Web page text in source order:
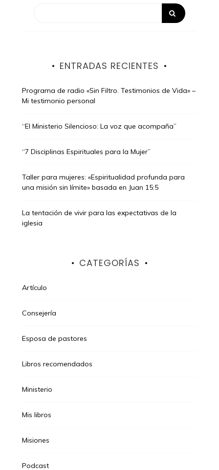
ENTRADAS RECIENTES
Programa de radio «Sin Filtro. Testimonios de Vida» –
Mi testimonio personal
“El Ministerio Silencioso: La voz que acompaña”
“7 Disciplinas Espirituales para la Mujer”
Taller para mujeres: «Espiritualidad profunda para
una misión sin límite» basada en Juan 15:5
La tentación de vivir para las expectativas de la
iglesia
CATEGORÍAS
Artículo
Consejería
Esposa de pastores
Libros recomendados
Ministerio
Mis libros
Misiones
Podcast